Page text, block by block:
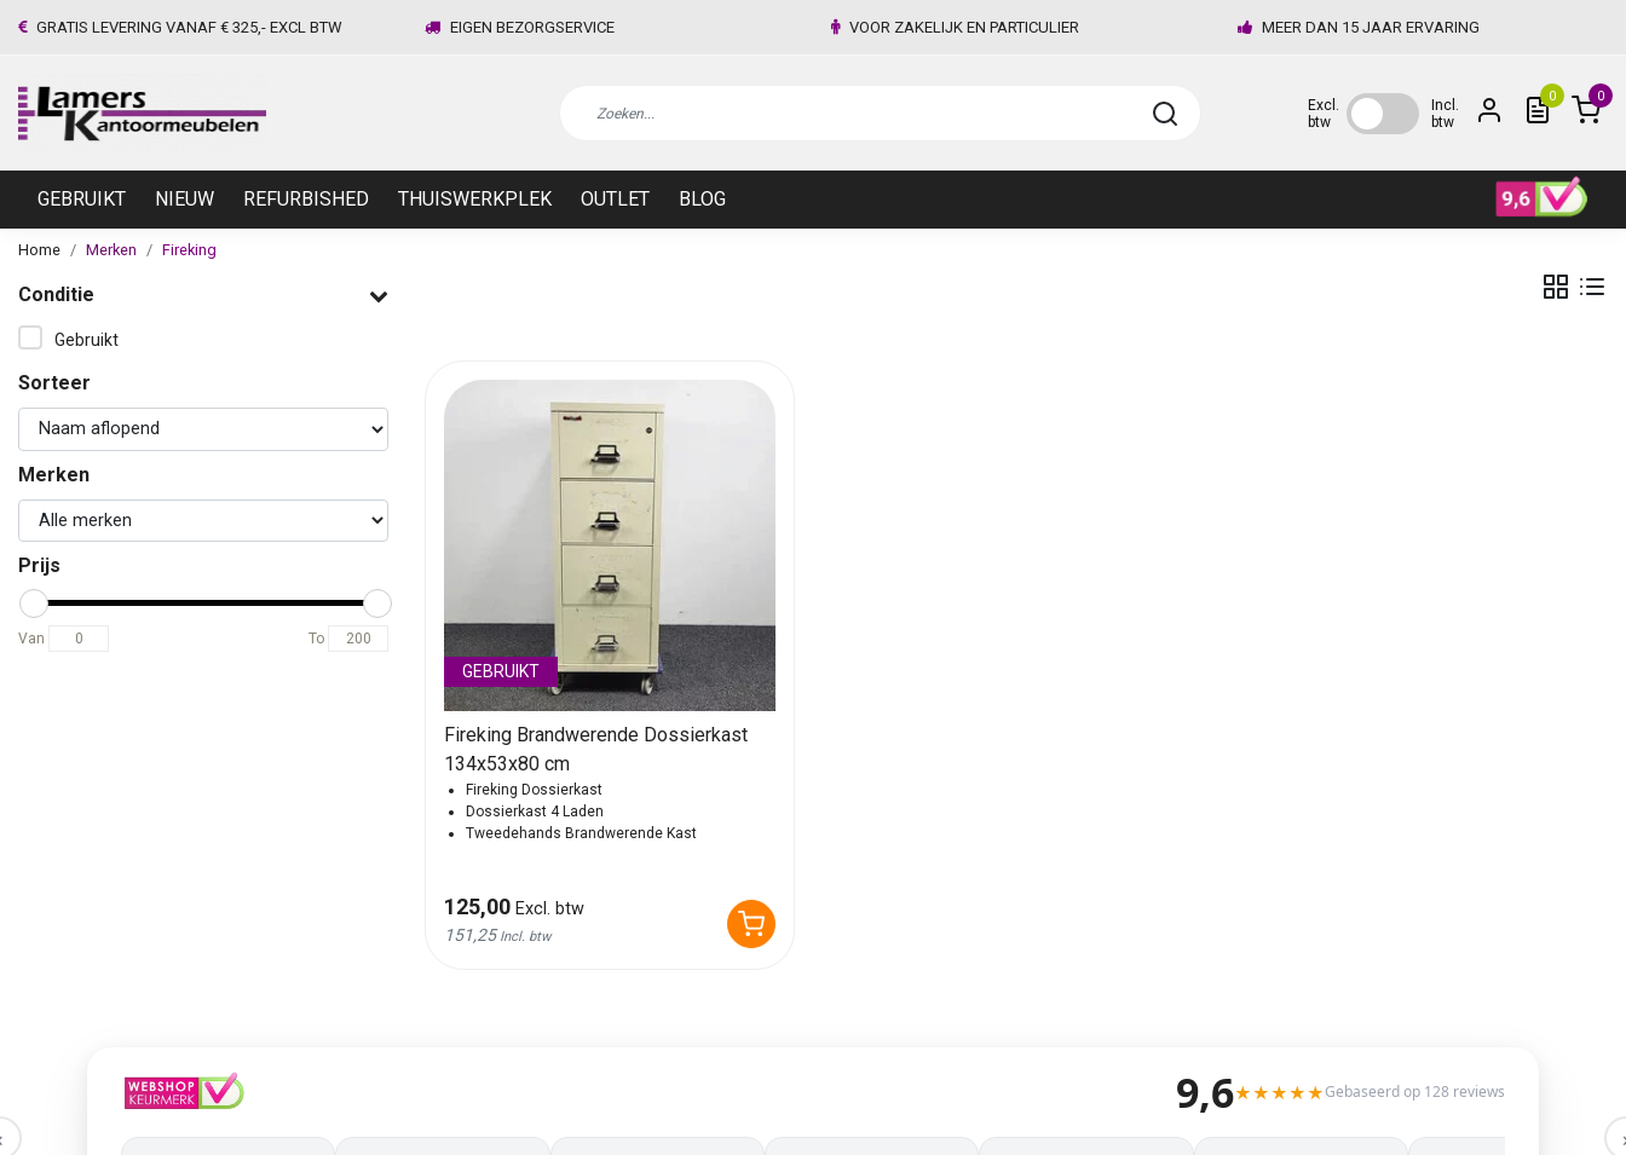
GRATIS LEVERING VANAF € 325,- EXCL BTW EIGEN BEZORGSERVICE VOOR ZAKELIJK EN PARTICULIER MEER DAN 15 JAAR ERVARING
Excl.
btw
Incl.
btw
0 0
GEBRUIKT NIEUW REFURBISHED THUISWERKPLEK OUTLET BLOG
Home Merken Fireking
Conditie
Gebruikt
Sorteer
Merken
Prijs
Van To
GEBRUIKT
Fireking Brandwerende Dossierkast
134x53x80 cm
Fireking Dossierkast
Dossierkast 4 Laden
Tweedehands Brandwerende Kast
125,00 Excl. btw
151,25Incl. btw
9,6★★★★★Gebaseerd op 128 reviews